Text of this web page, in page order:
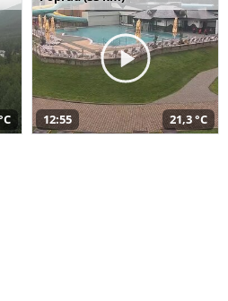
12:55 21,3 °C